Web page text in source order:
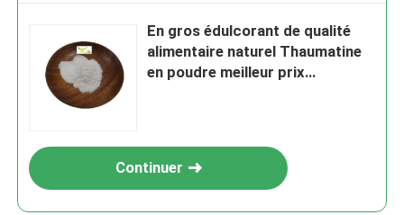
En gros édulcorant de qualité
alimentaire naturel Thaumatine
en poudre meilleur prix
Continuer